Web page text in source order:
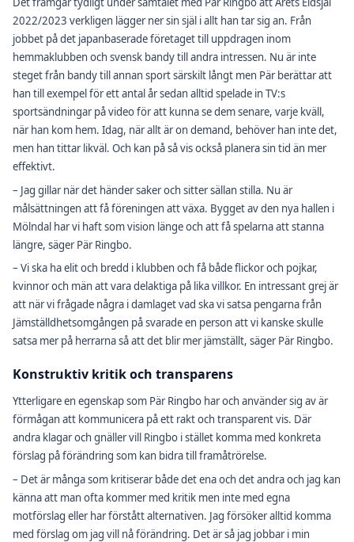
2022/2023 verkligen lägger ner sin själ i allt han tar sig an. Från
jobbet på det japanbaserade företaget till uppdragen inom
hemmaklubben och svensk bandy till andra intressen. Nu är inte
steget från bandy till annan sport särskilt långt men Pär berättar att
han till exempel för ett antal år sedan alltid spelade in TV:s
sportsändningar på video för att kunna se dem senare, varje kväll,
när han kom hem. Idag, när allt är on demand, behöver han inte det,
men han tittar likväl. Och kan på så vis också planera sin tid än mer
effektivt.
– Jag gillar när det händer saker och sitter sällan stilla. Nu är
målsättningen att få föreningen att växa. Bygget av den nya hallen i
Mölndal har vi haft som vision länge och att få spelarna att stanna
längre, säger Pär Ringbo.
– Vi ska ha elit och bredd i klubben och få både flickor och pojkar,
kvinnor och män att vara delaktiga på lika villkor. En intressant grej är
att när vi frågade några i damlaget vad ska vi satsa pengarna från
Jämställdhetsomgången på svarade en person att vi kanske skulle
satsa mer på herrarna så att det blir mer jämställt, säger Pär Ringbo.
Konstruktiv kritik och transparens
Ytterligare en egenskap som Pär Ringbo har och använder sig av är
förmågan att kommunicera på ett rakt och transparent vis. Där
andra klagar och gnäller vill Ringbo i stället komma med konkreta
förslag på förändring som kan bidra till framåtrörelse.
– Det är många som kritiserar både det ena och det andra och jag kan
känna att man ofta kommer med kritik men inte med egna
motförslag eller har förstått alternativen. Jag försöker alltid komma
med förslag om jag vill nå förändring. Det är så jag jobbar i min